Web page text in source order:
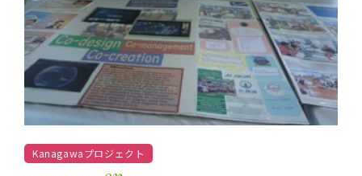
Kanagawaプロジェクト